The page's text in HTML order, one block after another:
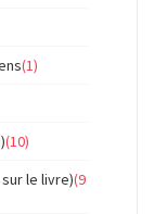
(1)
(10)
le livre)(9